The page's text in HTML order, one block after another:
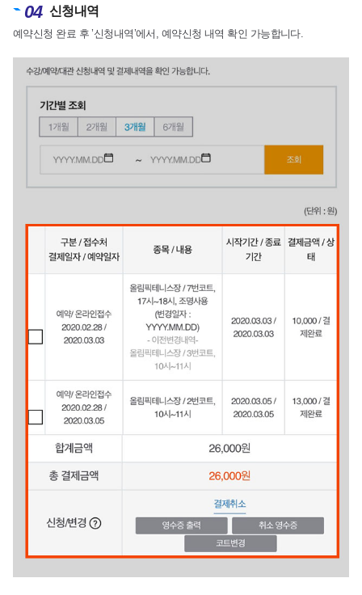
04 신청내역
예약신청 완료 후 ’신청내역’에서, 예약신청 내역 확인 가능합니다.